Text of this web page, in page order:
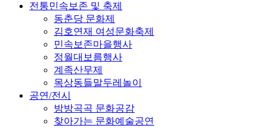
전통민속보존 및 축제
동춘당 문화제
김호연재 여성문화축제
민속보존마을행사
정월대보름행사
계족산무제
목상동들말두레놀이
공연/전시
방방곡곡 문화공감
찾아가는 문화예술공연